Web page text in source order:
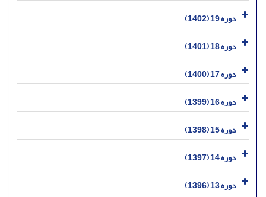
دوره 19 (1402)
دوره 18 (1401)
دوره 17 (1400)
دوره 16 (1399)
دوره 15 (1398)
دوره 14 (1397)
دوره 13 (1396)